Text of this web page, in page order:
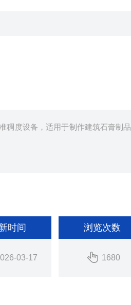
稠度设备，适用于制作建筑石膏制品
时间
03-17
浏览次数
1680